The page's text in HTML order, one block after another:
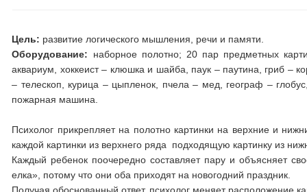
Цель: развитие логического мышления, речи и памяти.
Оборудование: наборное полотно; 20 пар предметных
аквариум, хоккеист – клюшка и шайба, паук – паутина, гриб –
– телескоп, курица – цыпленок, пчела – мед, географ –
пожарная машина.
Психолог прикрепляет на полотно картинки на верхние и
каждой картинки из верхнего ряда подходящую картинку из
Каждый ребенок поочередно составляет пару и объясняет
елка», потому что они оба приходят на новогодний праздник.